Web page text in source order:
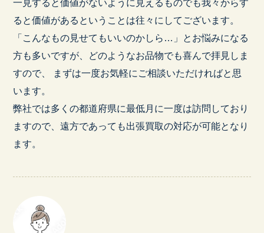
一見すると価値がないように見えるものでも我々からす
ると価値があるということは往々にしてございます。
「こんなもの見せてもいいのかしら…」とお悩みになる
方も多いですが、どのようなお品物でも喜んで拝見しま
すので、 まずは一度お気軽にご相談いただければと思
います。
弊社では多くの都道府県に最低月に一度は訪問しており
ますので、遠方であっても出張買取の対応が可能となり
ます。